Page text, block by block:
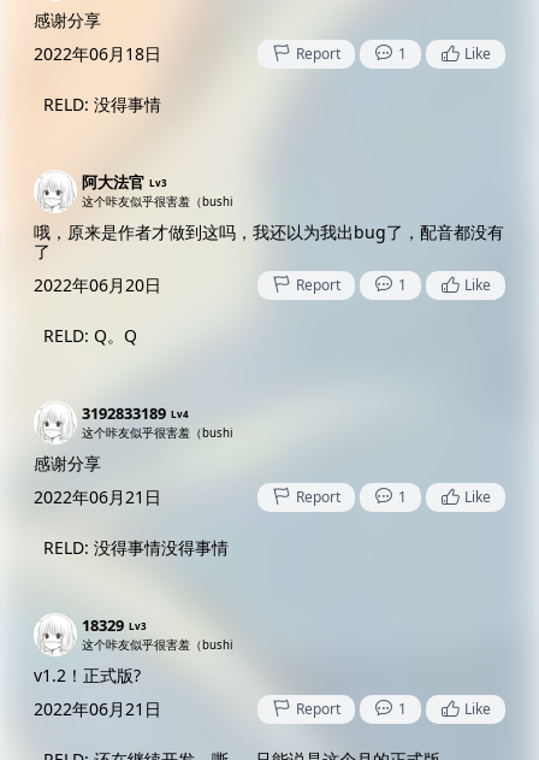
感谢分享
2022年06月18日
Report 1 Like
RELD: 没得事情
阿大法官 Lv3
这个咔友似乎很害羞（bushi
哦，原来是作者才做到这吗，我还以为我出bug了，配音都没有
了
2022年06月20日
Report 1 Like
RELD: Q。Q
3192833189 Lv4
这个咔友似乎很害羞（bushi
感谢分享
2022年06月21日
Report 1 Like
RELD: 没得事情没得事情
18329 Lv3
这个咔友似乎很害羞（bushi
v1.2！正式版?
2022年06月21日
Report 1 Like